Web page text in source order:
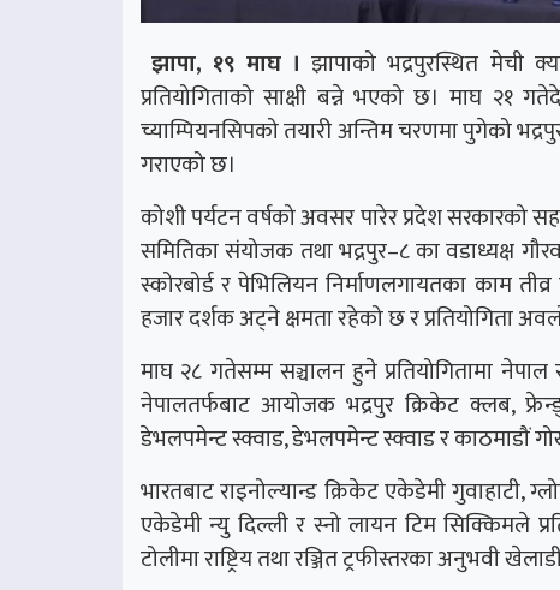
झापा, १९ माघ । झापाको भद्रपुरस्थित मेची
प्रतियोगिताको साक्षी बन्ने भएको छ। माघ २१
च्याम्पियनसिपको तयारी अन्तिम चरणमा पुगेको
गराएको छ।
कोशी पर्यटन वर्षको अवसर पारेर प्रदेश सरकारको
समितिका संयोजक तथा भद्रपुर–८ का वडाध्यक्ष
स्कोरबोर्ड र पेभिलियन निर्माणलगायतका काम
हजार दर्शक अट्ने क्षमता रहेको छ र प्रतियोगिता
माघ २८ गतेसम्म सञ्चालन हुने प्रतियोगितामा
नेपालतर्फबाट आयोजक भद्रपुर क्रिकेट क्लब,
डेभलपमेन्ट स्क्वाड, डेभलपमेन्ट स्क्वाड र काठमाडौं
भारतबाट राइनोल्यान्ड क्रिकेट एकेडेमी
एकेडेमी न्यु दिल्ली र स्नो लायन टिम सिक्किमले
टोलीमा राष्ट्रिय तथा रञ्जित ट्रफीस्तरका अनुभवी